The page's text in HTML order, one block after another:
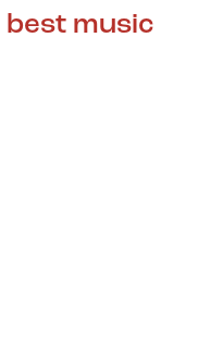
best music